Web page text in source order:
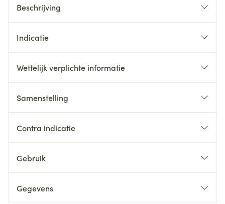
Beschrijving
Indicatie
Wettelijk verplichte informatie
Samenstelling
Contra indicatie
Gebruik
Gegevens